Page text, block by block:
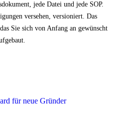
jede Datei und jede SOP.
versehen, versioniert. Das
Sie sich von Anfang an gewünscht